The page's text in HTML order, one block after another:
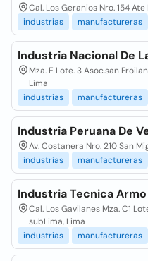
Cal. Los Geranios Nro. 154
industrias
manufactureras
Industria Nacional De
Mza. E Lote. 3 Asoc.san
Lima
industrias
manufactureras
Industria Peruana De
Av. Costanera Nro. 210 San
industrias
manufactureras
Industria Tecnica Armo
Cal. Los Gavilanes Mza. C1
subLima, Lima
industrias
manufactureras